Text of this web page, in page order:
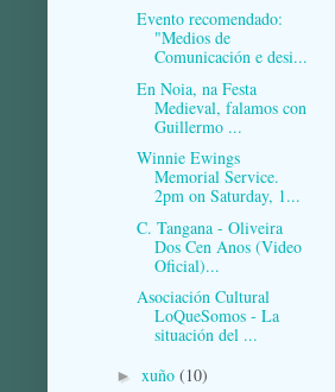
Evento recomendado:
"Medios de
Comunicación e desi...
En Noia, na Festa
Medieval, falamos con
Guillermo ...
Winnie Ewings
Memorial Service.
2pm on Saturday, 1...
C. Tangana - Oliveira
Dos Cen Anos (Video
Oficial)...
Asociación Cultural
LoQueSomos - La
situación del ...
► xuño (10)